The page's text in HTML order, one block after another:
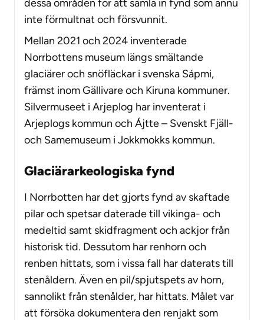
dessa områden för att samla in fynd som ännu
inte förmultnat och försvunnit.
Mellan 2021 och 2024 inventerade
Norrbottens museum längs smältande
glaciärer och snöfläckar i svenska Sápmi,
främst inom Gällivare och Kiruna kommuner.
Silvermuseet i Arjeplog har inventerat i
Arjeplogs kommun och Ájtte – Svenskt Fjäll-
och Samemuseum i Jokkmokks kommun.
Glaciärarkeologiska fynd
I Norrbotten har det gjorts fynd av skaftade
pilar och spetsar daterade till vikinga- och
medeltid samt skidfragment och ackjor från
historisk tid. Dessutom har renhorn och
renben hittats, som i vissa fall har daterats till
stenåldern. Även en pil/spjutspets av horn,
sannolikt från stenålder, har hittats. Målet var
att försöka dokumentera den renjakt som